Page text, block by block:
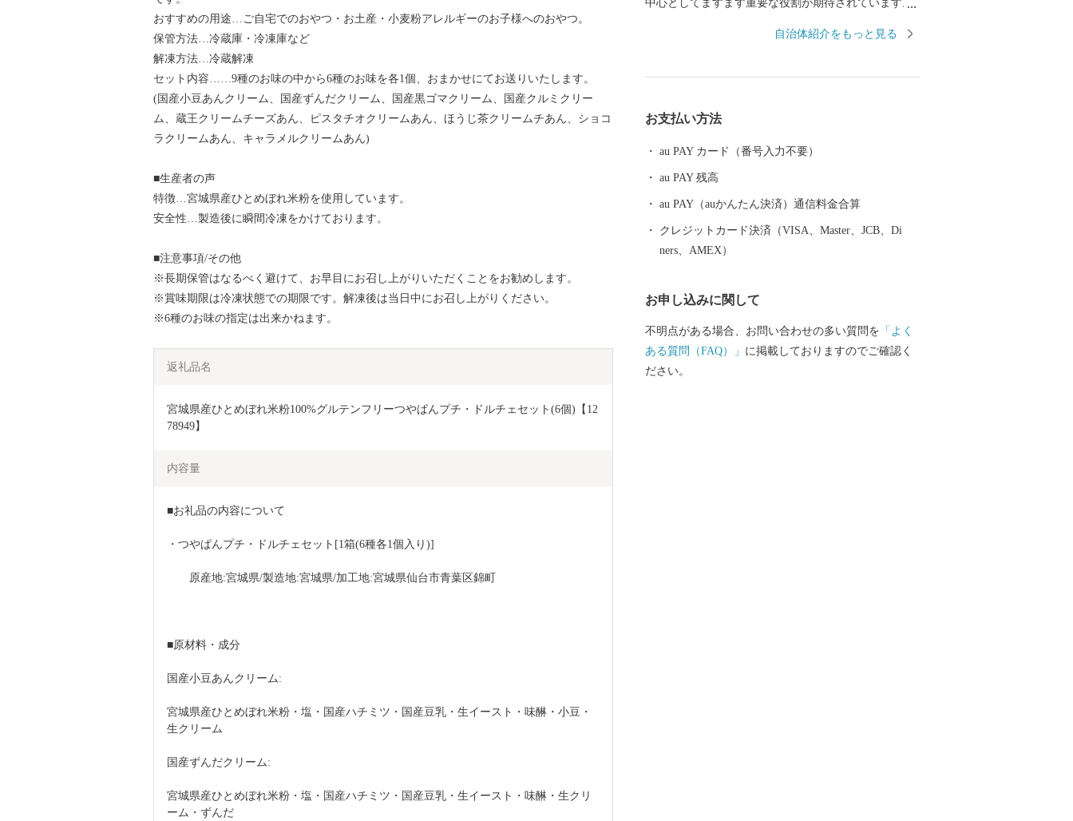
おすすめの用途…ご自宅でのおやつ・お土産・小麦粉アレルギーのお子様へのおやつ。
保管方法…冷蔵庫・冷凍庫など
解凍方法…冷蔵解凍
セット内容……9種のお味の中から6種のお味を各1個、おまかせにてお送りいたします。
(国産小豆あんクリーム、国産ずんだクリーム、国産黒ゴマクリーム、国産クルミクリー
ム、蔵王クリームチーズあん、ピスタチオクリームあん、ほうじ茶クリームチあん、ショコ
ラクリームあん、キャラメルクリームあん)
■生産者の声
特徴…宮城県産ひとめぼれ米粉を使用しています。
安全性…製造後に瞬間冷凍をかけております。
■注意事項/その他
※長期保管はなるべく避けて、お早目にお召し上がりいただくことをお勧めします。
※賞味期限は冷凍状態での期限です。解凍後は当日中にお召し上がりください。
※6種のお味の指定は出来かねます。
返礼品名
宮城県産ひとめぼれ米粉100%グルテンフリーつやぱんプチ・ドルチェセット(6個)【12
78949】
内容量
■お礼品の内容について
・つやぱんプチ・ドルチェセット[1箱(6種各1個入り)]
原産地:宮城県/製造地:宮城県/加工地:宮城県仙台市青葉区錦町
■原材料・成分
国産小豆あんクリーム:
宮城県産ひとめぼれ米粉・塩・国産ハチミツ・国産豆乳・生イースト・味醂・小豆・
生クリーム
国産ずんだクリーム:
宮城県産ひとめぼれ米粉・塩・国産ハチミツ・国産豆乳・生イースト・味醂・生クリ
ーム・ずんだ
中心としてますます重要な役割が期待されています。
とさらなる発展につながる「創造的な復興」に向けた
自治体紹介をもっと見る
お支払い方法
au PAY カード（番号入力不要）
au PAY 残高
au PAY（auかんたん決済）通信料金合算
クレジットカード決済（VISA、Master、JCB、Di
ners、AMEX）
お申し込みに関して
不明点がある場合、お問い合わせの多い質問を 「よく
ある質問（FAQ）」 に掲載しておりますのでご確認く
ださい。